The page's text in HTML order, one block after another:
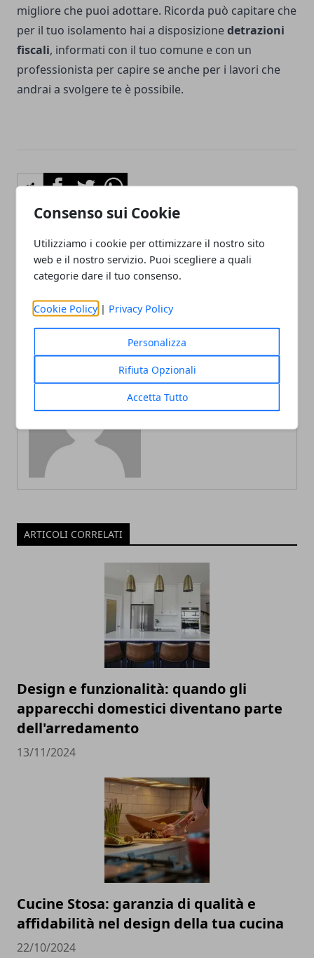
Consenso sui Cookie
Utilizziamo i cookie per ottimizzare il nostro sito
web e il nostro servizio. Puoi scegliere a quali
categorie dare il tuo consenso.
Cookie Policy | Privacy Policy
Personalizza
Rifiuta Opzionali
Accetta Tutto
migliore che puoi adottare. Ricorda può capitare che
per il tuo isolamento hai a disposizionedetrazioni
fiscali, informati con il tuo comune e con un
professionista per capire se anche per i lavori che
andrai a svolgere te è possibile.
FacebookTwitterWhatsapp
Articolo Precedente
Tutti i compiti da svolgere
Articolo Successivo
Redazione
ARTICOLI CORRELATI
Design e funzionalità: quando gli
apparecchi domestici diventano parte
dell'arredamento
13/11/2024
Cucine Stosa: garanzia di qualità e
affidabilità nel design della tua cucina
22/10/2024